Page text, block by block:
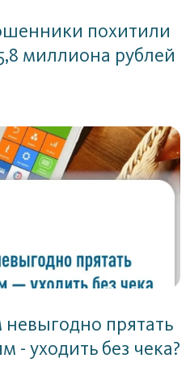
похитили
миллиона рублей
прятать
- уходить без чека?